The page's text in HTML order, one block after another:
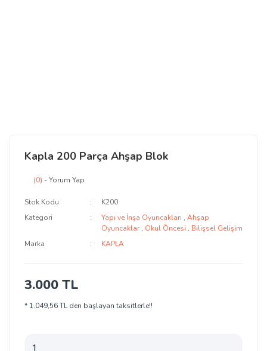
Kapla 200 Parça Ahşap Blok
(0) - Yorum Yap
Stok Kodu
K200
Kategori
Yapı ve İnşa Oyuncakları , Ahşap
Oyuncaklar , Okul Öncesi , Bilişsel Gelişim
Marka
KAPLA
3.000 TL
* 1.049,56 TL den başlayan taksitlerle!!